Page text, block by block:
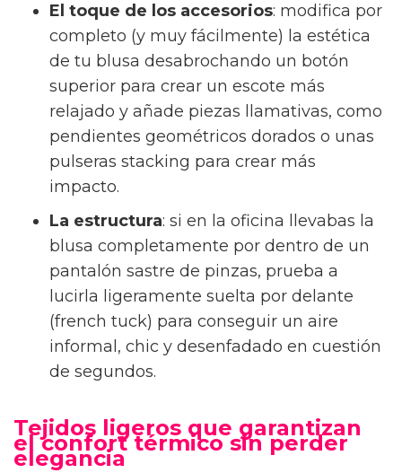
El toque de los accesorios: modifica por
completo (y muy fácilmente) la estética
de tu blusa desabrochando un botón
superior para crear un escote más
relajado y añade piezas llamativas, como
pendientes geométricos dorados o unas
pulseras stacking para crear más
impacto.
La estructura: si en la oficina llevabas la
blusa completamente por dentro de un
pantalón sastre de pinzas, prueba a
lucirla ligeramente suelta por delante
(french tuck) para conseguir un aire
informal, chic y desenfadado en cuestión
de segundos.
Tejidos ligeros que garantizan
el confort térmico sin perder
elegancia